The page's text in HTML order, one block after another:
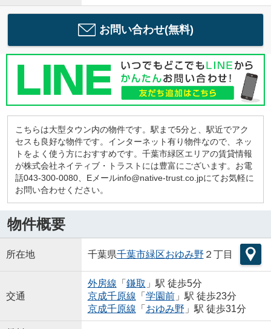
お問い合わせ(無料)
こちらは大型タウン内の物件です。駅まで5分と、駅近でアク
セスも良好な物件です。インターネット有り物件なので、ネッ
トをよく使う方におすすめです。千葉市緑区エリアの賃貸情報
が株式会社ネイティブ・トラストには豊富にございます。お電
話043-300-0080、Eメールinfo@native-trust.co.jpにてお気軽に
お問い合わせください。
物件概要
所在地 千葉県千葉市緑区おゆみ野 ２丁目
交通
外房線 「 鎌取 」駅 徒歩5分
京成千原線 「 学園前」駅 徒歩23分
京成千原線 「 おゆみ野 」駅 徒歩31分